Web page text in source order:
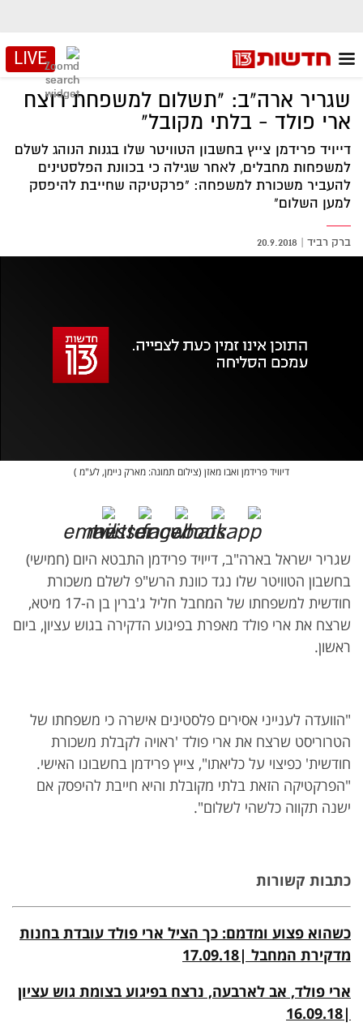
LIVE
שגריר ארה"ב: "תשלום למשפחת רוצח
ארי פולד - בלתי מקובל"
דייויד פרידמן צייץ בחשבון הטוויטר שלו בגנות הנוהג לשלם
למשפחות מחבלים, לאחר שגילה כי בכוונת הפלסטינים
להעביר משכורת למשפחה: "פרקטיקה שחייבת להיפסק
למען השלום"
ברק רביד |
20.9.2018
דיוויד פרידמן ואבו מאזן (צילום תמונה: מארק ניימן, לע"מ )
שגריר ישראל בארה"ב, דייויד פרידמן התבטא היום (חמישי)
בחשבון הטוויטר שלו נגד כוונת הרש"פ לשלם משכורת
חודשית למשפחתו של המחבל חליל ג'ברין בן ה-17 מיטא,
שרצח את ארי פולד מאפרת בפיגוע הדקירה בגוש עציון, ביום
ראשון.
"הוועדה לענייני אסירים פלסטינים אישרה כי משפחתו של
הטרוריסט שרצח את ארי פולד 'ראויה לקבלת משכורת
חודשית' כפיצוי על כליאתו", צייץ פרידמן בחשבונו האישי.
"הפרקטיקה הזאת בלתי מקובלת והיא חייבת להיפסק אם
ישנה תקווה כלשהי לשלום".
כתבות קשורות
כשהוא פצוע ומדמם: כך הציל ארי פולד עובדת בחנות
מדקירת המחבל |17.09.18
ארי פולד, אב לארבעה, נרצח בפיגוע בצומת גוש עציון
|16.09.18